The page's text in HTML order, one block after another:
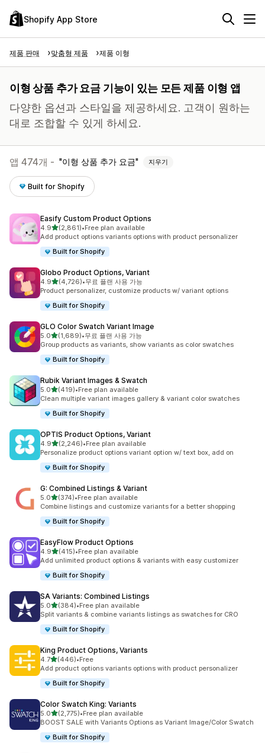
Shopify App Store
제품 판매 맞춤형 제품 제품 이형
이형 상품 추가 요금 기능이 있는 모든 제품 이형 앱
다양한 옵션과 스타일을 제공하세요. 고객이 원하는
대로 조합할 수 있게 하세요.
앱 474개 - 이형 상품 추가 요금 지우기
Built for Shopify
Easify Custom Product Options
4.9별 5개 중
(2,861)
총 리뷰 2861개
•Free plan available
Add product options variants options with product personalizer
Built for Shopify
Globo Product Options, Variant
4.9별 5개 중
(4,726)
총 리뷰 4726개
•무료 플랜 사용 가능
Product personalizer, customize products w/ variant options
Built for Shopify
GLO Color Swatch Variant Image
5.0별 5개 중
(1,689)
총 리뷰 1689개
•무료 플랜 사용 가능
Group products as variants, show variants as color swatches
Built for Shopify
Rubik Variant Images & Swatch
5.0별 5개 중
(419)
총 리뷰 419개
•Free plan available
Clean multiple variant images gallery & variant color swatches
Built for Shopify
OPTIS Product Options, Variant
4.9별 5개 중
(2,246)
총 리뷰 2246개
•Free plan available
Personalize product options variant option w/ text box, add on
Built for Shopify
G: Combined Listings & Variant
5.0별 5개 중
(374)
총 리뷰 374개
•Free plan available
Combine listings and customize variants for a better shopping
Built for Shopify
EasyFlow Product Options
4.9별 5개 중
(415)
총 리뷰 415개
•Free plan available
Add unlimited product options & variants with easy customizer
Built for Shopify
SA Variants: Combined Listings
5.0별 5개 중
(384)
총 리뷰 384개
•Free plan available
Split variants & combine variants listings as swatches for CRO
Built for Shopify
King Product Options, Variants
4.7별 5개 중
(446)
총 리뷰 446개
•Free
Add product options variants options with product personalizer
Built for Shopify
Color Swatch King: Variants
5.0별 5개 중
(2,775)
총 리뷰 2775개
•Free plan available
BOOST SALE with Variants Options as Variant Image/Color Swatch
Built for Shopify